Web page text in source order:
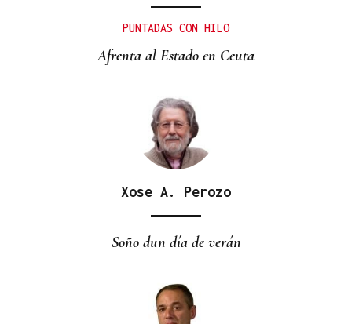
PUNTADAS CON HILO
Afrenta al Estado en Ceuta
Xose A. Perozo
Soño dun día de verán